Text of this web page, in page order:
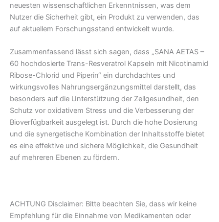
neuesten wissenschaftlichen Erkenntnissen, was dem
Nutzer die Sicherheit gibt, ein Produkt zu verwenden, das
auf aktuellem Forschungsstand entwickelt wurde.
Zusammenfassend lässt sich sagen, dass „SANA AETAS –
60 hochdosierte Trans-Resveratrol Kapseln mit Nicotinamid
Ribose-Chlorid und Piperin“ ein durchdachtes und
wirkungsvolles Nahrungsergänzungsmittel darstellt, das
besonders auf die Unterstützung der Zellgesundheit, den
Schutz vor oxidativem Stress und die Verbesserung der
Bioverfügbarkeit ausgelegt ist. Durch die hohe Dosierung
und die synergetische Kombination der Inhaltsstoffe bietet
es eine effektive und sichere Möglichkeit, die Gesundheit
auf mehreren Ebenen zu fördern.
ACHTUNG Disclaimer: Bitte beachten Sie, dass wir keine
Empfehlung für die Einnahme von Medikamenten oder